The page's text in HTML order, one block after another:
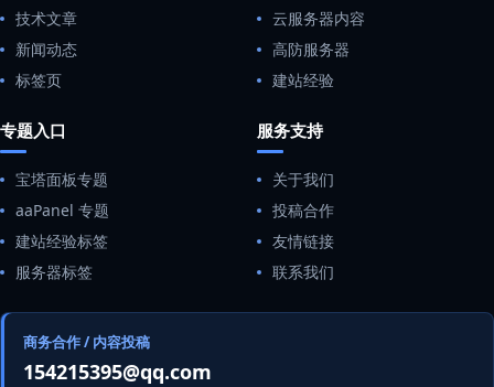
技术文章
新闻动态
标签页
云服务器内容
高防服务器
建站经验
专题入口
宝塔面板专题
aaPanel 专题
建站经验标签
服务器标签
服务支持
关于我们
投稿合作
友情链接
联系我们
商务合作 / 内容投稿
154215395@qq.com